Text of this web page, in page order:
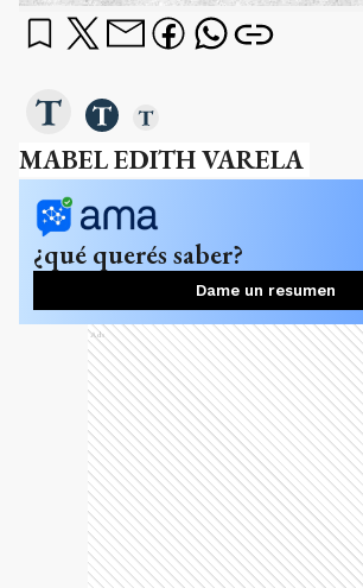
MABEL EDITH VARELA
¿qué querés saber?
Dame un resumen
Ads